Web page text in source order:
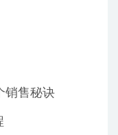
销售秘诀